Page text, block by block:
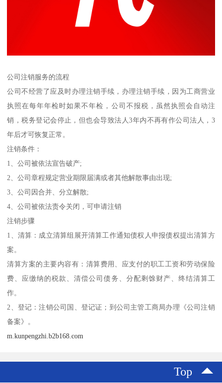
公司注销服务的流程
公司不经营了应及时办理注销手续，办理注销手续，因为工商营业
执照在每年年检时如果不年检，公司不报税，虽然执照会自动注
销，税务登记会停止，但也会导致法人3年内不再有作公司法人，3
年后才可恢复正常。
注销条件：
1、公司被依法宣告破产;
2、公司章程规定营业期限届满或者其他解散事由出现;
3、公司因合并、分立解散;
4、公司被依法责令关闭，可申请注销
注销步骤
1、清算：成立清算组展开清算工作通知债权人申报债权提出清算方
案。
清算方案的主要内容有：清算费用、应支付的职工工资和劳动保险
费、应缴纳的税款、清偿公司债务、分配剩馀财产、终结清算工
作。
2、登记：注销公司国、登记证；到公司主管工商局办理《公司注销
备案》。
m.kunpengzhi.b2b168.com
Top